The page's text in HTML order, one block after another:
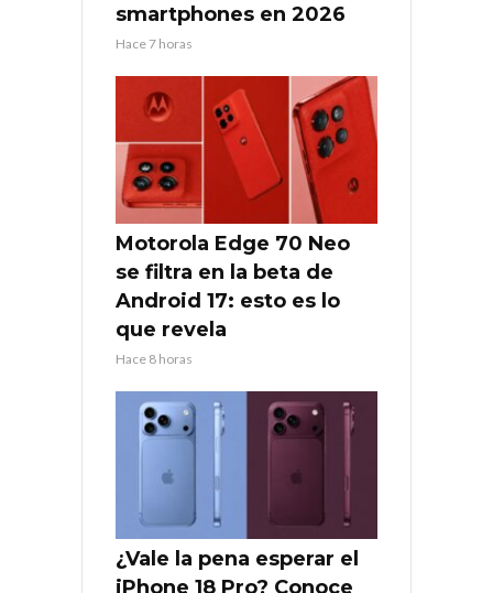
smartphones en 2026
Hace 7 horas
Motorola Edge 70 Neo
se filtra en la beta de
Android 17: esto es lo
que revela
Hace 8 horas
¿Vale la pena esperar el
iPhone 18 Pro? Conoce